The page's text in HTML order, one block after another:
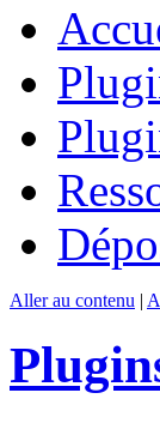
Aller au contenu |